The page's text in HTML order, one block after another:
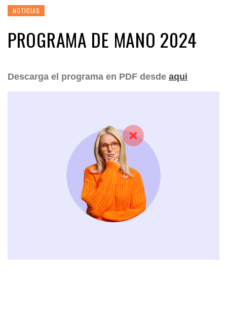
NOTICIAS
PROGRAMA DE MANO 2024
Descarga el programa en PDF desde aqui